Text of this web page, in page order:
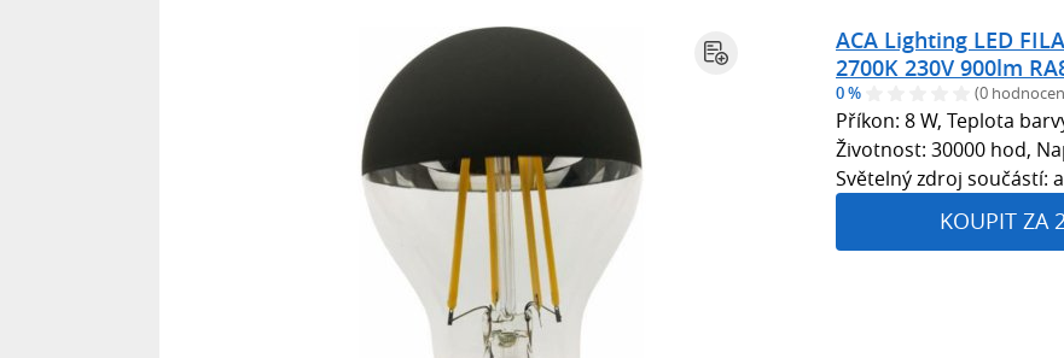
ACA Lighting LED
2700K 230V 900lm
0 % (0
Příkon: 8 W, Teplota
Životnost: 30000 hod,
Světelný zdroj součástí:
KOUPIT ZA